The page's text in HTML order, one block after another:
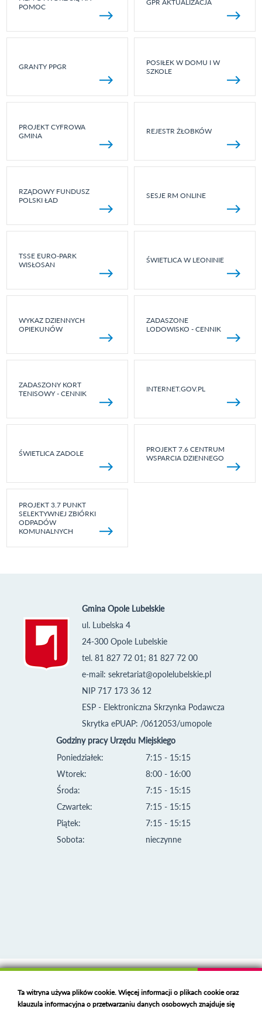
POMOC
GPR AKTUALIZACJA
GRANTY PPGR
POSIŁEK W DOMU I W
SZKOLE
PROJEKT CYFROWA
GMINA
REJESTR ŻŁOBKÓW
RZĄDOWY FUNDUSZ
POLSKI ŁAD
SESJE RM ONLINE
TSSE EURO-PARK
WISŁOSAN
ŚWIETLICA W LEONINIE
WYKAZ DZIENNYCH
OPIEKUNÓW
ZADASZONE
LODOWISKO - CENNIK
ZADASZONY KORT
TENISOWY - CENNIK
INTERNET.GOV.PL
ŚWIETLICA ZADOLE
PROJEKT 7.6 CENTRUM
WSPARCIA DZIENNEGO
PROJEKT 3.7 PUNKT
SELEKTYWNEJ ZBIÓRKI
ODPADÓW
KOMUNALNYCH
Gmina Opole Lubelskie
ul. Lubelska 4
24-300 Opole Lubelskie
tel. 81 827 72 01; 81 827 72 00
e-mail: sekretariat@opolelubelskie.pl
NIP 717 173 36 12
ESP - Elektroniczna Skrzynka Podawcza
Skrytka ePUAP: /0612053/umopole
Godziny pracy Urzędu Miejskiego
Poniedziałek:
Wtorek:
Środa:
Czwartek:
Piątek:
Sobota:
7:15 - 15:15
8:00 - 16:00
7:15 - 15:15
7:15 - 15:15
7:15 - 15:15
nieczynne
Deklaracja dostępności
Ta witryna używa plików cookie. Więcej informacji o plikach cookie oraz
klauzula informacyjna o przetwarzaniu danych osobowych znajduje się